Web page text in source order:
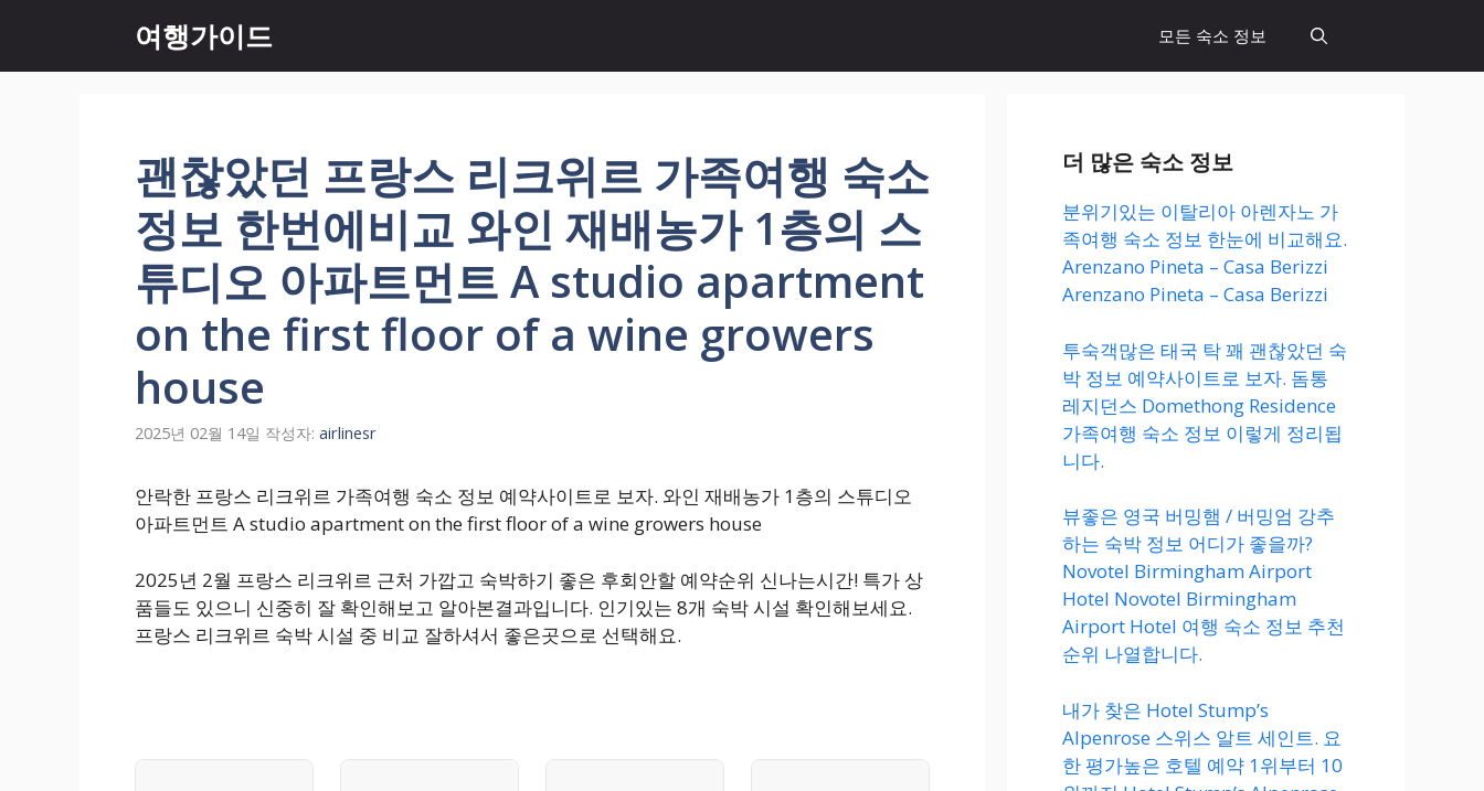
츠
여행가이드 모든 숙소 정보
괜찮았던 프랑스 리크위르 가족여행 숙소
정보 한번에비교 와인 재배농가 1층의 스
튜디오 아파트먼트 A studio apartment
on the first floor of a wine growers
house
2025년 02월 14일 작성자: airlinesr
안락한 프랑스 리크위르 가족여행 숙소 정보 예약사이트로 보자. 와인 재배농가 1층의 스튜디오
아파트먼트 A studio apartment on the first floor of a wine growers house
2025년 2월 프랑스 리크위르 근처 가깝고 숙박하기 좋은 후회안할 예약순위 신나는시간! 특가 상
품들도 있으니 신중히 잘 확인해보고 알아본결과입니다. 인기있는 8개 숙박 시설 확인해보세요.
프랑스 리크위르 숙박 시설 중 비교 잘하셔서 좋은곳으로 선택해요.
더 많은 숙소 정보
분위기있는 이탈리아 아렌자노 가
족여행 숙소 정보 한눈에 비교해요.
Arenzano Pineta – Casa Berizzi
Arenzano Pineta – Casa Berizzi
투숙객많은 태국 탁 꽤 괜찮았던 숙
박 정보 예약사이트로 보자. 돔통
레지던스 Domethong Residence
가족여행 숙소 정보 이렇게 정리됩
니다.
뷰좋은 영국 버밍햄 / 버밍엄 강추
하는 숙박 정보 어디가 좋을까?
Novotel Birmingham Airport
Hotel Novotel Birmingham
Airport Hotel 여행 숙소 정보 추천
순위 나열합니다.
내가 찾은 Hotel Stump’s
Alpenrose 스위스 알트 세인트. 요
한 평가높은 호텔 예약 1위부터 10